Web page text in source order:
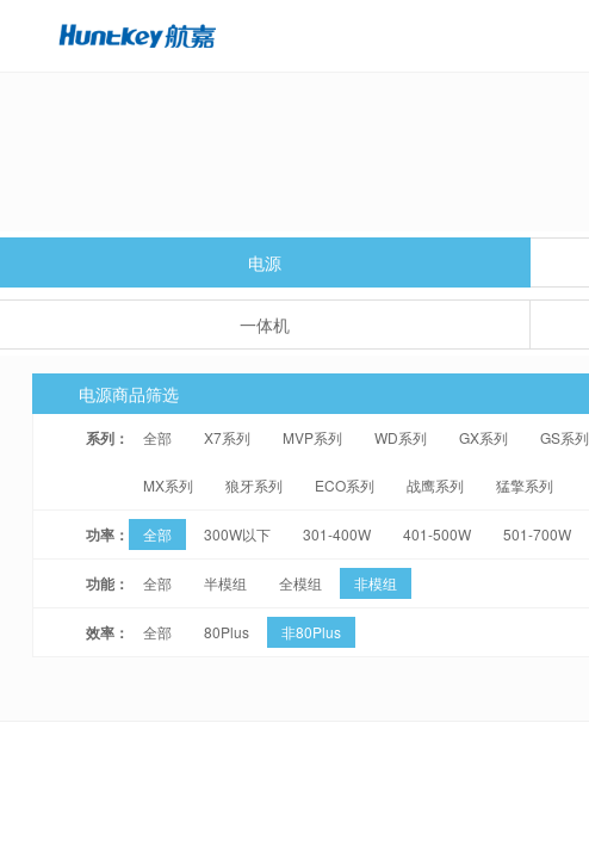
电源
一体机
电源商品筛选
系列： 全部 X7系列 MVP系列 WD系列 GX系列 GS系列
MX系列 狼牙系列 ECO系列 战鹰系列 猛擎系列
功率： 全部 300W以下 301-400W 401-500W 501-700W
功能： 全部 半模组 全模组 非模组
效率： 全部 80Plus 非80Plus